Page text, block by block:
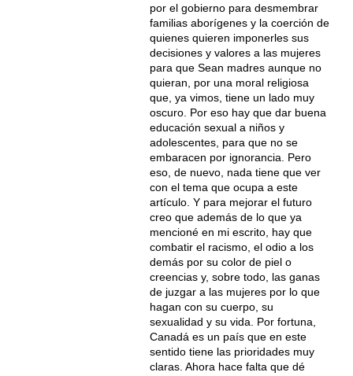
por el gobierno para desmembrar
familias aborígenes y la coerción de
quienes quieren imponerles sus
decisiones y valores a las mujeres
para que Sean madres aunque no
quieran, por una moral religiosa
que, ya vimos, tiene un lado muy
oscuro. Por eso hay que dar buena
educación sexual a niños y
adolescentes, para que no se
embaracen por ignorancia. Pero
eso, de nuevo, nada tiene que ver
con el tema que ocupa a este
artículo. Y para mejorar el futuro
creo que además de lo que ya
mencioné en mi escrito, hay que
combatir el racismo, el odio a los
demás por su color de piel o
creencias y, sobre todo, las ganas
de juzgar a las mujeres por lo que
hagan con su cuerpo, su
sexualidad y su vida. Por fortuna,
Canadá es un país que en este
sentido tiene las prioridades muy
claras. Ahora hace falta que dé